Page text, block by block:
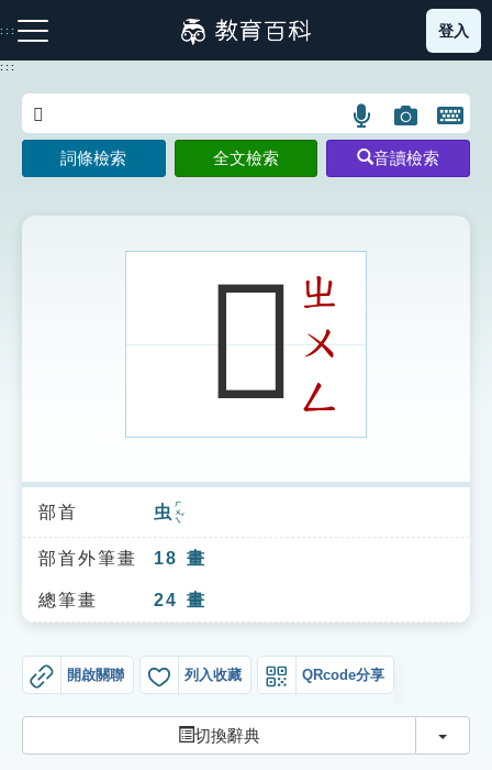
到
主
:::
注音索引圖示 筆畫索引圖示 部首索引表圖示
索引選單
知識索引
單字索引
遊戲專區
教學應用
登入
:::
語
言
搜
示
圖
片
搜
開
鍵
圖
詞條檢索 全文檢索 音讀檢索
𧕠ㄓ
ㄨ
ㄥ
部首 虫 ㄏㄨㄟˇ
部首外筆畫 18 畫
總筆畫 24 畫
開啟關聯 列入收藏 QRcode分享
切換辭典 切換